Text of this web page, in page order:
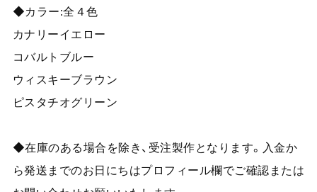
◆カラー:全４色
カナリーイエロー
コバルトブルー
ウィスキーブラウン
ピスタチオグリーン
◆在庫のある場合を除き、受注製作となります。入金か
ら発送までのお日にちはプロフィール欄でご確認または